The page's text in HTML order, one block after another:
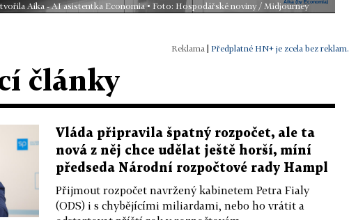
Aika - AI asistentka Economia • Foto: Hospodářské noviny / Midjourney
Předplatné HN+ je zcela bez reklam.
články
Vláda připravila špatný rozpočet, ale ta
nová z něj chce udělat ještě horší, míní
předseda Národní rozpočtové rady Hampl
Přijmout rozpočet navržený kabinetem Petra Fialy
(ODS) i s chybějícími miliardami, nebo ho vrátit a